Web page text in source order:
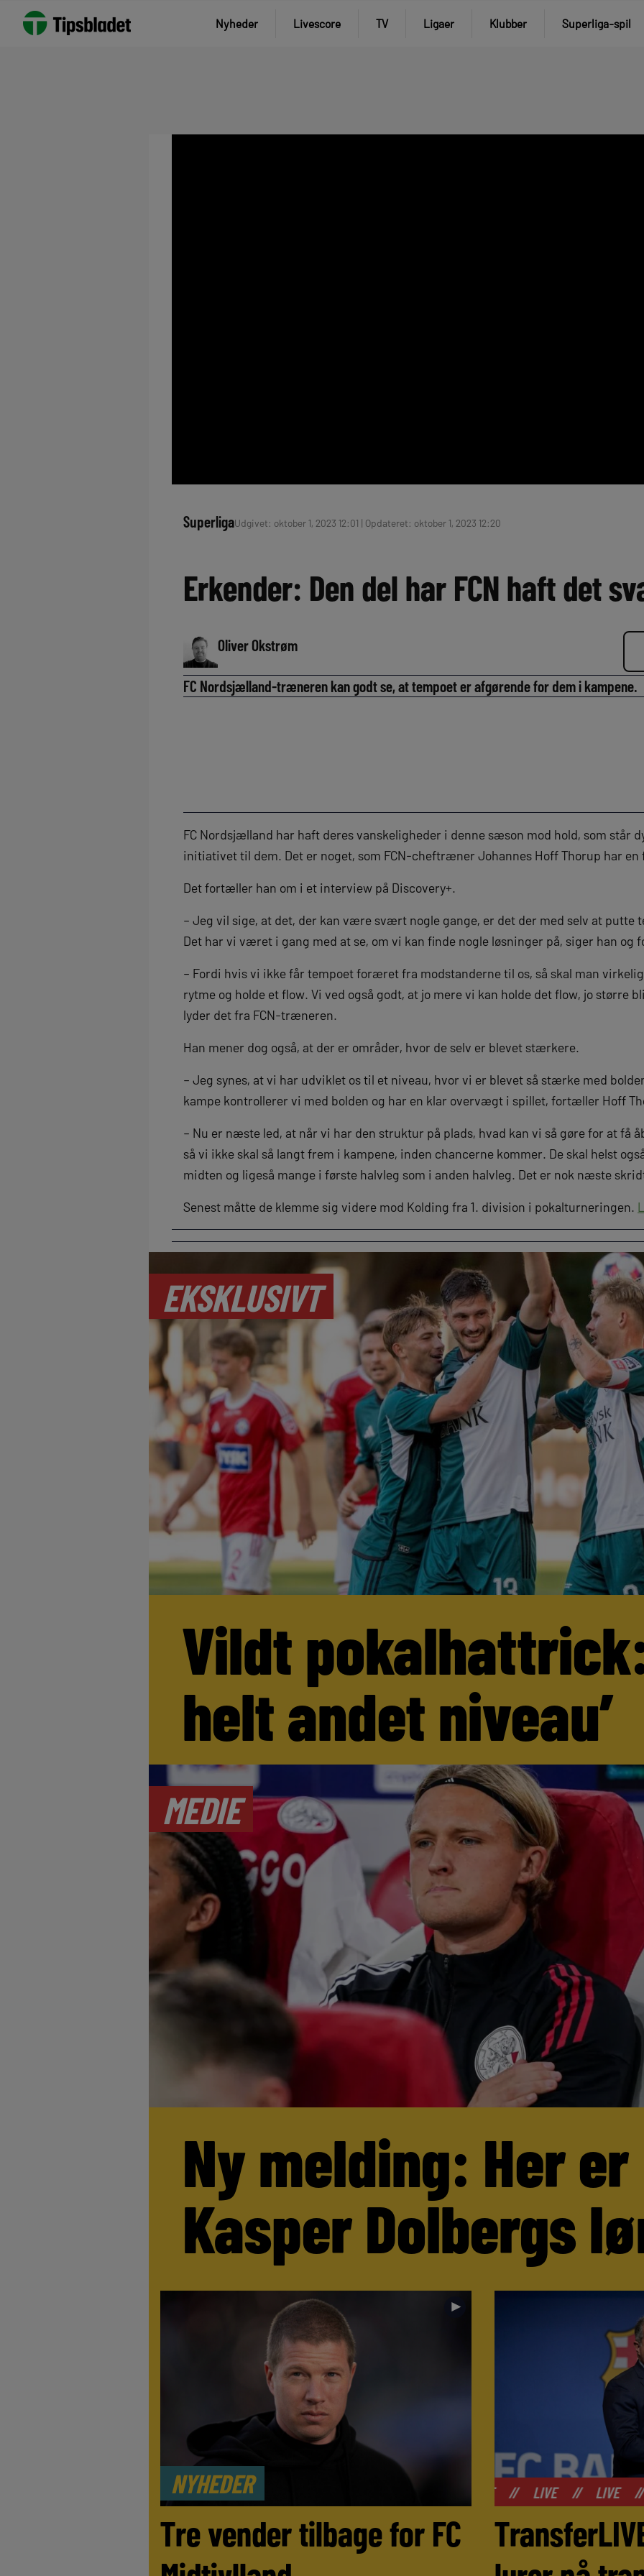
Nyheder Livescore TV Ligaer Klubber Superliga-spil
SuperligaUdgivet: oktober 1, 2023 12:01 | Opdateret: oktober 1, 2023 12:20
Erkender: Den del har FCN haft det
Oliver Okstrøm
FC Nordsjælland-træneren kan godt se, at tempoet er afgørende for dem i kampene.
FC Nordsjælland har haft deres vanskeligheder i denne sæson mod hold, som står
initiativet til dem. Det er noget, som FCN-cheftræner Johannes Hoff Thorup har
Det fortæller han om i et interview på Discovery+.
– Jeg vil sige, at det, der kan være svært nogle gange, er det der med selv at putte
Det har vi været i gang med at se, om vi kan finde nogle løsninger på, siger han
– Fordi hvis vi ikke får tempoet foræret fra modstanderne til os, så skal man
rytme og holde et flow. Vi ved også godt, at jo mere vi kan holde det flow, jo større
lyder det fra FCN-træneren.
Han mener dog også, at der er områder, hvor de selv er blevet stærkere.
– Jeg synes, at vi har udviklet os til et niveau, hvor vi er blevet så stærke med
kampe kontrollerer vi med bolden og har en klar overvægt i spillet, fortæller Hoff
– Nu er næste led, at når vi har den struktur på plads, hvad kan vi så gøre for at få
så vi ikke skal så langt frem i kampene, inden chancerne kommer. De skal helst
midten og ligeså mange i første halvleg som i anden halvleg. Det er nok næste
Senest måtte de klemme sig videre mod Kolding fra 1. division i pokalturneringen.
EKSKLUSIVT
Vildt
helt andet niveau’
MEDIE
Ny melding: Her er
Kasper Dolbergs
NYHEDER
►
Tre vender tilbage for FC
LIVE // LIVE //